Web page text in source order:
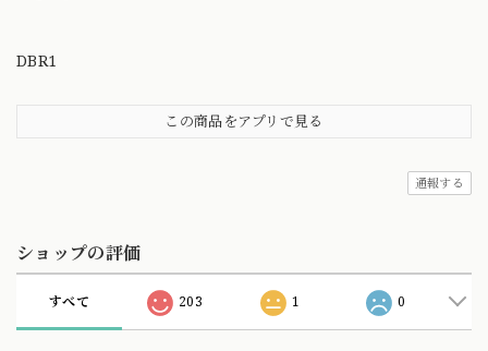
DBR1
この商品をアプリで見る
通報する
ショップの評価
すべて 203 1 0